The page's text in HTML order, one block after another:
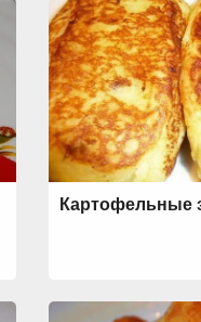
Картофельные